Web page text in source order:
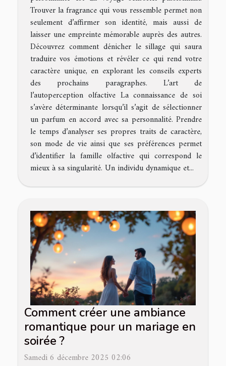
Trouver la fragrance qui vous ressemble permet non
seulement d’affirmer son identité, mais aussi de
laisser une empreinte mémorable auprès des autres.
Découvrez comment dénicher le sillage qui saura
traduire vos émotions et révéler ce qui rend votre
caractère unique, en explorant les conseils experts
des prochains paragraphes. L’art de
l’autoperception olfactive La connaissance de soi
s’avère déterminante lorsqu’il s’agit de sélectionner
un parfum en accord avec sa personnalité. Prendre
le temps d’analyser ses propres traits de caractère,
son mode de vie ainsi que ses préférences permet
d’identifier la famille olfactive qui correspond le
mieux à sa singularité. Un individu dynamique et...
Comment créer une ambiance
romantique pour un mariage en
soirée ?
Samedi 6 décembre 2025 02:06